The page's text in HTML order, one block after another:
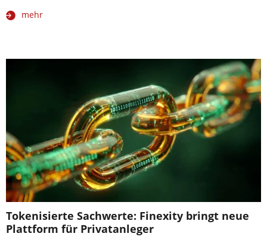
mehr
Tokenisierte Sachwerte: Finexity bringt neue
Plattform für Privatanleger